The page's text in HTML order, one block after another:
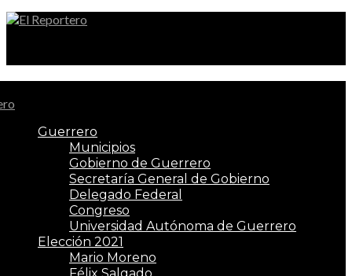
Guerrero
Municipios
Gobierno de Guerrero
Secretaría General de Gobierno
Delegado Federal
Congreso
Universidad Autónoma de Guerrero
Elección 2021
Mario Moreno